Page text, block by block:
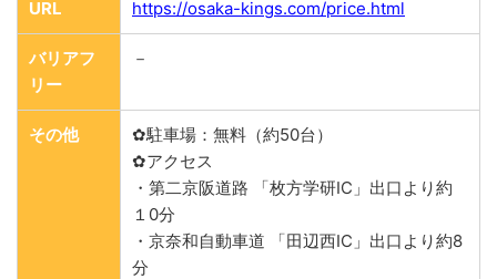
URL https://osaka-kings.com/price.html
バリアフ
リー
－
その他
✿駐車場：無料（約50台）
✿アクセス
・第二京阪道路 「枚方学研IC」出口より約
１0分
・京奈和自動車道 「田辺西IC」出口より約8
分